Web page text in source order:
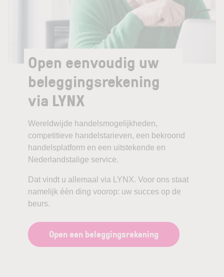
Open eenvoudig uw
beleggingsrekening
via LYNX
Wereldwijde handelsmogelijkheden,
competitieve handelstarieven, een bekroond
handelsplatform en een uitstekende en
Nederlandstalige service.
Dat vindt u allemaal via LYNX. Voor ons staat
namelijk één ding voorop: uw succes op de
beurs.
Open een beleggingsrekening